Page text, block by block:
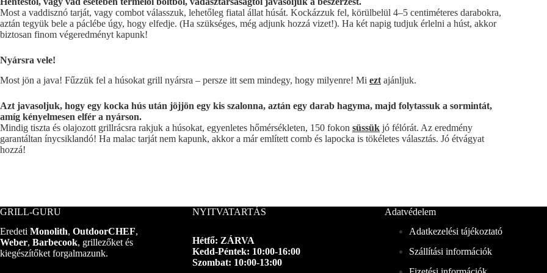
Most a vaddisznó tarját, vagy combot válasszuk, lehetőleg fiatal állat húsát. Kockázzuk fel, körülbelül 4–5 centiméteres darabokra,
aztán tegyük bele a páclébe úgy, hogy elfedje. (Ha szükséges, még adjunk hozzá vizet!). Ha két napig tudjuk érlelni a húst, akkor
biztosan finom végeredményt kapunk!
Nyársra vele!
Most jön a java! Fűzzük fel a húsokat grill nyársra – persze itt sem mindegy, hogy milyenre! Mi ezt ajánljuk.
Azt javasoljuk, hogy egy kocka hús után jöjjön egy kis szalonna, aztán egy darab hagyma, majd folytassuk a sormintát,
amíg kényelmesen elfér a nyárson.
Mindig tiszta és olajozott grillrácsra rakjuk a húsokat, egyenletes hőmérsékleten, 150 fokon süssük jó félórát. Az eredmény
garantáltan ínycsiklandó! Ha malac tarját nem kapunk, akkor a már említett comb és lapocka is tökéletes választás. Jó étvágyat
hozzá!
GRILL-GURU
Eredeti Monolith, OutdoorCHEF,
Weber, Barbecook, grillezőket és
kiegészítőket forgalmazunk.
NYITVATARTÁS
Hétfő: ZÁRVA
Kedd-Péntek: 10:00-16:00
Szombat: 10:00-13:00
Adatvédelem
Adatkezelési tájékoztató
Szállítási információk